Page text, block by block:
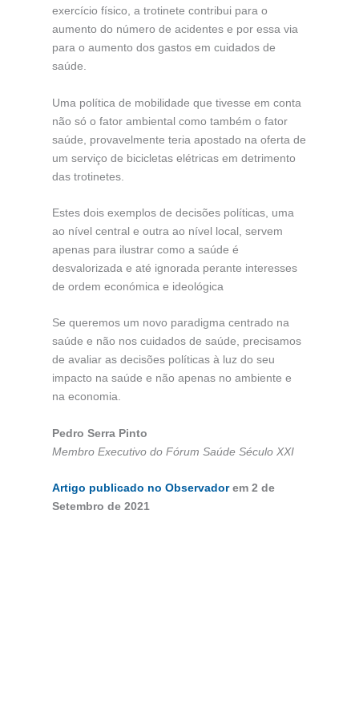
exercício físico, a trotinete contribui para o
aumento do número de acidentes e por essa via
para o aumento dos gastos em cuidados de
saúde.
Uma política de mobilidade que tivesse em conta
não só o fator ambiental como também o fator
saúde, provavelmente teria apostado na oferta de
um serviço de bicicletas elétricas em detrimento
das trotinetes.
Estes dois exemplos de decisões políticas, uma
ao nível central e outra ao nível local, servem
apenas para ilustrar como a saúde é
desvalorizada e até ignorada perante interesses
de ordem económica e ideológica
Se queremos um novo paradigma centrado na
saúde e não nos cuidados de saúde, precisamos
de avaliar as decisões políticas à luz do seu
impacto na saúde e não apenas no ambiente e
na economia.
Pedro Serra Pinto
Membro Executivo do Fórum Saúde Século XXI
Artigo publicado no Observadorem 2 de
Setembro de 2021